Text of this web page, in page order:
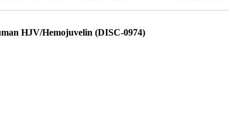
HJV/Hemojuvelin (DISC-0974)